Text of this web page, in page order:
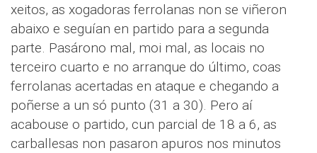
xeitos, as xogadoras ferrolanas non se viñeron
abaixo e seguían en partido para a segunda
parte. Pasárono mal, moi mal, as locais no
terceiro cuarto e no arranque do último, coas
ferrolanas acertadas en ataque e chegando a
poñerse a un só punto (31 a 30). Pero aí
acabouse o partido, cun parcial de 18 a 6, as
carballesas non pasaron apuros nos minutos